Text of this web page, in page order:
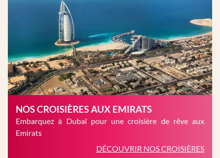
NOS CROISIÈRES AUX EMIRATS
Embarquez à Dubaï pour une croisière de rêve aux
Emirats
DÉCOUVRIR NOS CROISIÈRES